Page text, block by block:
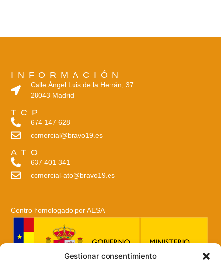
Gestionar consentimiento
INFORMACIÓN
Calle Ángel Luis de la Herrán, 37
28043 Madrid
TCP
674 147 628
comercial@bravo19.es
ATO
637 401 341
comercial-ato@bravo19.es
Centro homologado por AESA